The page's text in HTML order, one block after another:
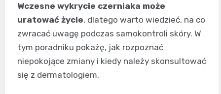
Wczesne wykrycie czerniaka może
uratować życie, dlatego warto wiedzieć, na co
zwracać uwagę podczas samokontroli skóry. W
tym poradniku pokażę, jak rozpoznać
niepokojące zmiany i kiedy należy skonsultować
się z dermatologiem.